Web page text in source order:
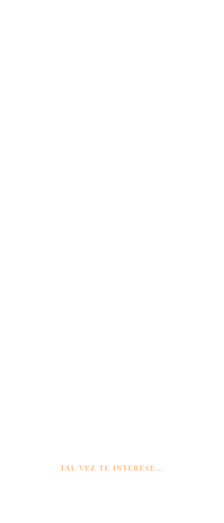
TAL VEZ TE INTERESE...